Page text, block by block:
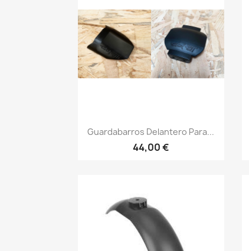
Vista rápida
Guardabarros Delantero Para...
44,00 €